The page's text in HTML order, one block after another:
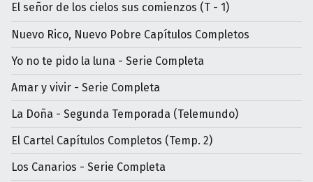
El señor de los cielos sus comienzos (T - 1)
Nuevo Rico, Nuevo Pobre Capítulos Completos
Yo no te pido la luna - Serie Completa
Amar y vivir - Serie Completa
La Doña - Segunda Temporada (Telemundo)
El Cartel Capítulos Completos (Temp. 2)
Los Canarios - Serie Completa